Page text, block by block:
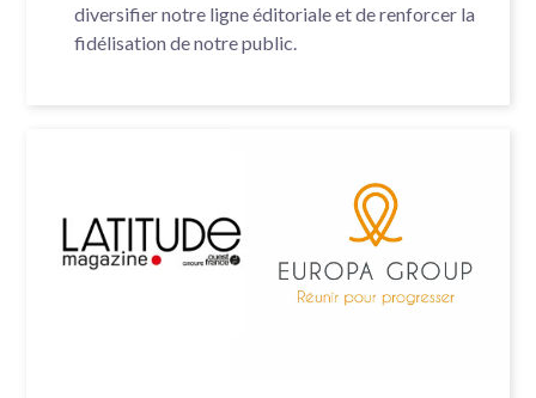
diversifier notre ligne éditoriale et de renforcer la
fidélisation de notre public.